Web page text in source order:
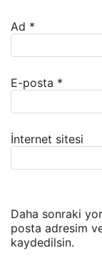
Ad *
E-posta *
İnternet sitesi
Daha sonraki
posta adresim
kaydedilsin.